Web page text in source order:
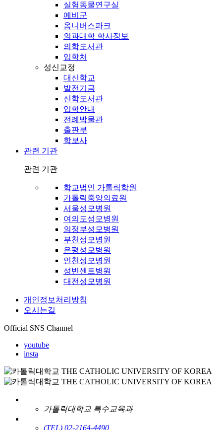
실험동물연구실
예비군
옴니버스파크
의과대학 학사정보
의학도서관
입학처
성신교정
대신학교
발전기금
신학도서관
입학안내
전례박물관
출판부
학보사
관련 기관
관련 기관
학교법인 가톨릭학원
가톨릭중앙의료원
서울성모병원
여의도성모병원
의정부성모병원
부천성모병원
은평성모병원
인천성모병원
성빈센트병원
대전성모병원
개인정보처리방침
오시는길
Official SNS Channel
youtube
insta
가톨릭대학교 특수교육과
(TEL) 02-2164-4490